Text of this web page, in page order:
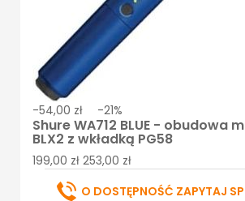
-54,00 zł -21%
Shure WA712 BLUE - obudowa
BLX2 z wkładką PG58
199,00 zł 253,00 zł
O DOSTĘPNOŚĆ ZAPYTAJ